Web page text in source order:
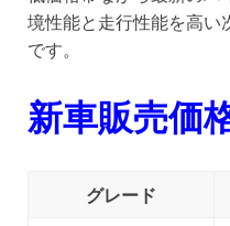
境性能と走行性能を高い
です。
新車販売価
グレード